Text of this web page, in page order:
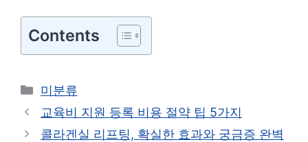
Contents
카
테
미분류
교육비 지원 등록 비용 절약 팁 5가지
콜라겐실 리프팅, 확실한 효과와 궁금증 완벽